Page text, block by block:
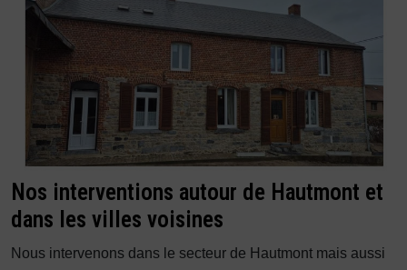
Nos interventions autour de Hautmont et
dans les villes voisines
Nous intervenons dans le secteur de Hautmont mais aussi